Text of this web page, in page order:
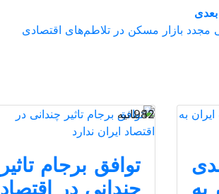
مجدد بازار مسکن در تلاطم‌های اقتصادی
به
12 ثانیه
982
توافق برجام تاثیر
چندانی در اقتصاد